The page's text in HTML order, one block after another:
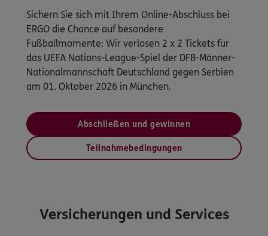
Sichern Sie sich mit Ihrem Online-Abschluss bei
ERGO die Chance auf besondere
Fußballmomente: Wir verlosen 2 x 2 Tickets für
das UEFA Nations-League-Spiel der DFB-Männer-
Nationalmannschaft Deutschland gegen Serbien
am 01. Oktober 2026 in München.
Abschließen und gewinnen
Teilnahmebedingungen
Versicherungen und Services